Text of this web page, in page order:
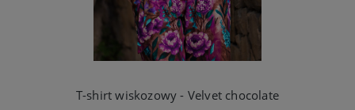
T-shirt wiskozowy - Velvet chocolate